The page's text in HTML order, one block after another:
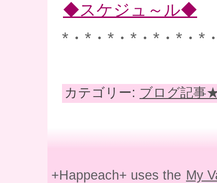
◆スケジュ～ル◆
*・*・*・*・*・*・*
カテゴリー: ブログ記事
+Happeach+ uses the My